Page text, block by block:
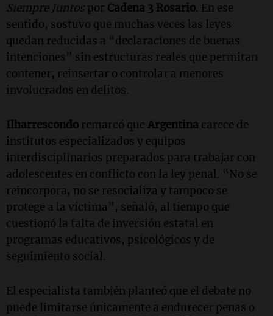
Siempre Juntos por Cadena 3 Rosario. En ese
sentido, sostuvo que muchas veces las leyes
quedan reducidas a “declaraciones de buenas
intenciones” sin estructuras reales que permitan
contener, reinsertar o controlar a menores
involucrados en delitos.
Ilharrescondo remarcó que Argentina carece de
institutos especializados y equipos
interdisciplinarios preparados para trabajar con
adolescentes en conflicto con la ley penal. “No se
reincorpora, no se resocializa y tampoco se
protege a la víctima”, señaló, al tiempo que
cuestionó la falta de inversión estatal en
programas educativos, psicológicos y de
seguimiento social.
El especialista también planteó que el debate no
puede limitarse únicamente a endurecer penas o